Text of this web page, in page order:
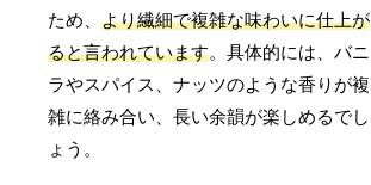
ため、より繊細で複雑な味わいに仕上が
ると言われています。具体的には、バニ
ラやスパイス、ナッツのような香りが複
雑に絡み合い、長い余韻が楽しめるでし
ょう。